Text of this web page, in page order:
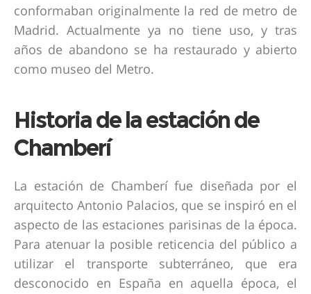
conformaban originalmente la red de metro de
Madrid. Actualmente ya no tiene uso, y tras
años de abandono se ha restaurado y abierto
como museo del Metro.
Historia de la estación de
Chamberí
La estación de Chamberí fue diseñada por el
arquitecto Antonio Palacios, que se inspiró en el
aspecto de las estaciones parisinas de la época.
Para atenuar la posible reticencia del público a
utilizar el transporte subterráneo, que era
desconocido en España en aquella época, el